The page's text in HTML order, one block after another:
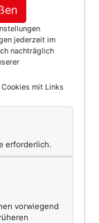
zu
jederzeit im
nachträglich
mit Links
erforderlich.
vorwiegend